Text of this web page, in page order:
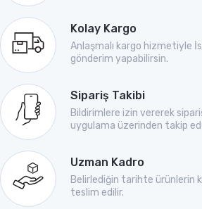
Kolay Kargo
Anlaşmalı kargo hizmetiyle
gönderim yapabilirsin.
Sipariş Takibi
Bildirimlere izin vererek
uygulama üzerinden takip
Uzman Kadro
Belirlediğin tarihte ürünlerin
teslim edilir.